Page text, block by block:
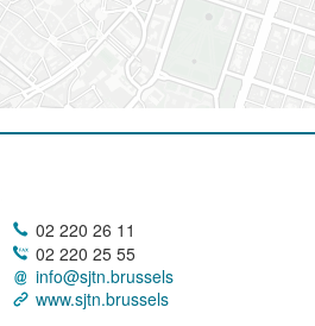
02 220 26 11
02 220 25 55
info@sjtn.brussels
www.sjtn.brussels